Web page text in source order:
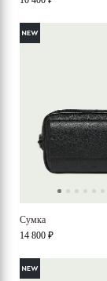
Сумка
14 800 ₽